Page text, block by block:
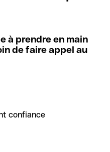
que vous devriez
outil de recherche de
Ainsi, vous pouvez
avant de réaliser vos
à prendre en main
de faire appel au
confiance